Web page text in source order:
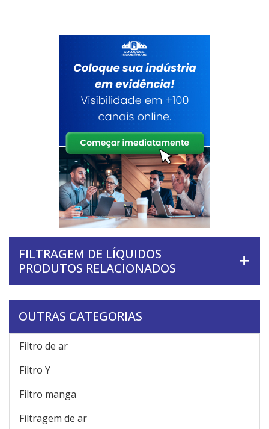
FILTRAGEM DE LÍQUIDOS
PRODUTOS RELACIONADOS
OUTRAS CATEGORIAS
Filtro de ar
Filtro Y
Filtro manga
Filtragem de ar